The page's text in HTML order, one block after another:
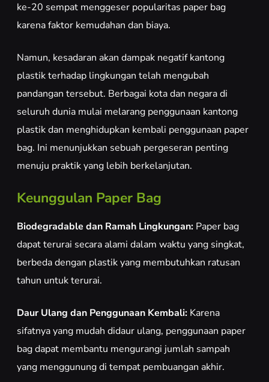
ke-20 sempat menggeser popularitas paper bag
karena faktor kemudahan dan biaya.
Namun, kesadaran akan dampak negatif kantong
plastik terhadap lingkungan telah mengubah
pandangan tersebut. Berbagai kota dan negara di
seluruh dunia mulai melarang penggunaan kantong
plastik dan menghidupkan kembali penggunaan paper
bag. Ini menunjukkan sebuah pergeseran penting
menuju praktik yang lebih berkelanjutan.
Keunggulan Paper Bag
Biodegradable dan Ramah Lingkungan:Paper bag
dapat terurai secara alami dalam waktu yang singkat,
berbeda dengan plastik yang membutuhkan ratusan
tahun untuk terurai.
Daur Ulang dan Penggunaan Kembali:Karena
sifatnya yang mudah didaur ulang, penggunaan paper
bag dapat membantu mengurangi jumlah sampah
yang menggunung di tempat pembuangan akhir.